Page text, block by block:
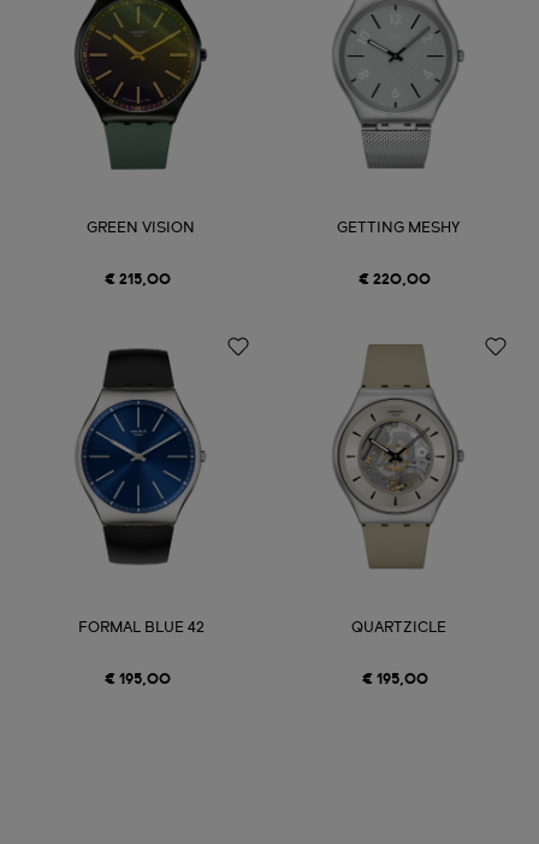
GREEN VISION
€ 215,00
GETTING MESHY
€ 220,00
FORMAL BLUE 42
€ 195,00
QUARTZICLE
€ 195,00